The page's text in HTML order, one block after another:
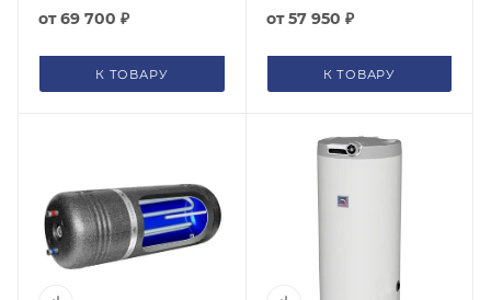
от69 700 ₽
К ТОВАРУ
напольный
от57 950 ₽
К ТОВАРУ